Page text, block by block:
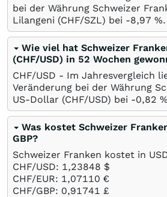
bei der Währung Schweizer
Lilangeni (CHF/SZL) bei -8,97 %.
Wie viel hat Schweizer
(CHF/USD) in 52 Wochen
CHF/USD - Im Jahresvergleich
Veränderung bei der Währung
US-Dollar (CHF/USD) bei -0,82 %
Was kostet Schweizer
GBP?
Schweizer Franken kostet in
CHF/USD: 1,23848 $
CHF/EUR: 1,07110 €
CHF/GBP: 0,91741 £